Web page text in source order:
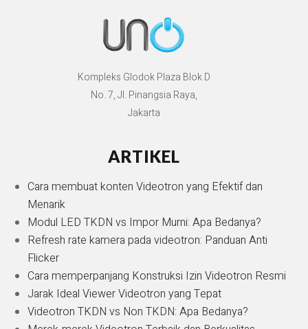
Kompleks Glodok Plaza Blok D
No. 7, Jl. Pinangsia Raya,
Jakarta
ARTIKEL
Cara membuat konten Videotron yang Efektif dan
Menarik
Modul LED TKDN vs Impor Murni: Apa Bedanya?
Refresh rate kamera pada videotron: Panduan Anti
Flicker
Cara memperpanjang Konstruksi Izin Videotron Resmi
Jarak Ideal Viewer Videotron yang Tepat
Videotron TKDN vs Non TKDN: Apa Bedanya?